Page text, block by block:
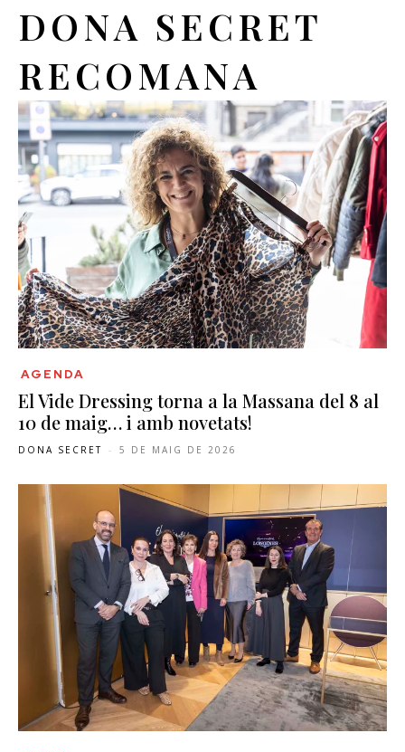
DONA SECRET
RECOMANA
AGENDA
El Vide Dressing torna a la Massana del 8 al
10 de maig… i amb novetats!
DONA SECRET - 5 DE MAIG DE 2026